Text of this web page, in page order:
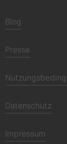
Blog
Presse
Datenschutz
Impressum